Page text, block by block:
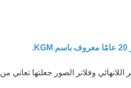
.
وفلاتر الصور جعلتها تعاني من